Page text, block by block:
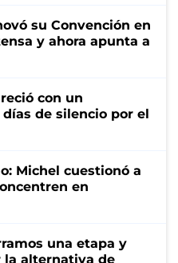
su Convención en
y ahora apunta a
con un
de silencio por el
Michel cuestionó a
en
una etapa y
la alternativa de